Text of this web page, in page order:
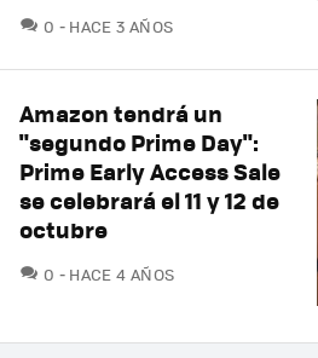
0 COMENTARIOS
HACE 3 AÑOS
Amazon tendrá un
"segundo Prime Day":
Prime Early Access Sale
se celebrará el 11 y 12 de
octubre
0 COMENTARIOS
HACE 4 AÑOS